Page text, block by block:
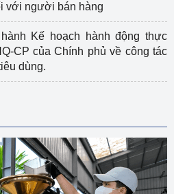
với người bán hàng
Kế hoạch hành động thực
CP của Chính phủ về công tác
dùng.